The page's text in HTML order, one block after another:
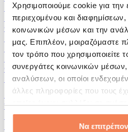
Χρησιμοποιούμε cookie για την
περιεχομένου και
κοινωνικών μέσων και την
μας. Επιπλέον, μοιραζόμαστε
τον τρόπο που χρησιμοποιείτε
συνεργάτες κοινωνικών μέσων,
αναλύσεων, οι οποίοι
άλλες πληροφορίες που τους
χρήση των υπηρεσιών τους.
Να
Αλείμματα και Πάστες
Ψάρια
Φαγητό Έτοιμο για
Αυγά
Ψωμί & Αρτοσκευάσματα
Κρέας
Οσπρια
Άλλα Fitness Τρόφιμα
Βούτυρα Ξηρών Καρπών
100% Βούτυρα Ξηρών Καρπών
Γλυκά Βούτυρα Ξηρών
Πρωτεϊνικά Βούτυρα Ξηρών